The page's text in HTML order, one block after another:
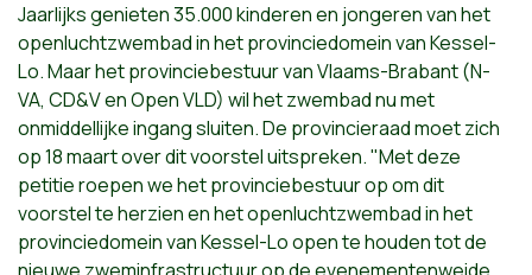
Jaarlijks genieten 35.000 kinderen en jongeren van het
openluchtzwembad in het provinciedomein van Kessel-
Lo. Maar het provinciebestuur van Vlaams-Brabant (N-
VA, CD&V en Open VLD) wil het zwembad nu met
onmiddellijke ingang sluiten. De provincieraad moet zich
op 18 maart over dit voorstel uitspreken. "Met deze
petitie roepen we het provinciebestuur op om dit
voorstel te herzien en het openluchtzwembad in het
provinciedomein van Kessel-Lo open te houden tot de